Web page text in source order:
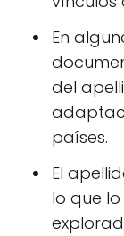
En
del
países.
El
lo que